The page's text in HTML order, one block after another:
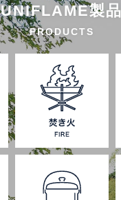
UNIFLAME製品
PRODUCTS